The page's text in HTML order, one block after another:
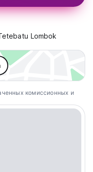
Lombok
комиссионных и